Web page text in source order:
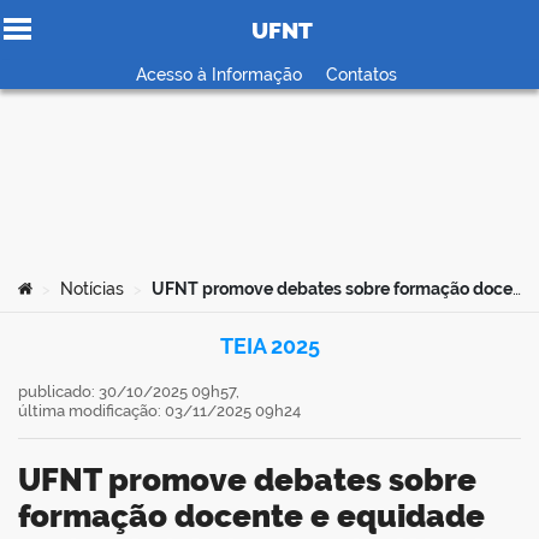
Ir para o conteúdo
UFNT
Acesso à Informação Contatos
Você está aqui:
Notícias UFNT promove debates sobre formação docente e equidade no Seminário Integrado Ciência e Sociedade
TEIA 2025
UFNT promove debates sobre
formação docente e equidade
publicado: 30/10/2025 09h57,
última modificação: 03/11/2025 09h24